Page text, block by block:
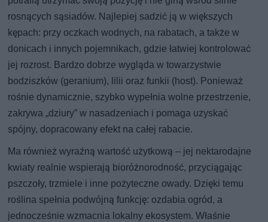
rosnących sąsiadów. Najlepiej sadzić ją w większych
kępach: przy oczkach wodnych, na rabatach, a także w
donicach i innych pojemnikach, gdzie łatwiej kontrolować
jej rozrost. Bardzo dobrze wygląda w towarzystwie
bodziszków (geranium), lilii oraz funkii (host). Ponieważ
rośnie dynamicznie, szybko wypełnia wolne przestrzenie,
zakrywa „dziury” w nasadzeniach i pomaga uzyskać
spójny, dopracowany efekt na całej rabacie.
Ma również wyraźną wartość użytkową – jej nektarodajne
kwiaty realnie wspierają bioróżnorodność, przyciągając
pszczoły, trzmiele i inne pożyteczne owady. Dzięki temu
roślina spełnia podwójną funkcję: ozdabia ogród, a
jednocześnie wzmacnia lokalny ekosystem. Właśnie